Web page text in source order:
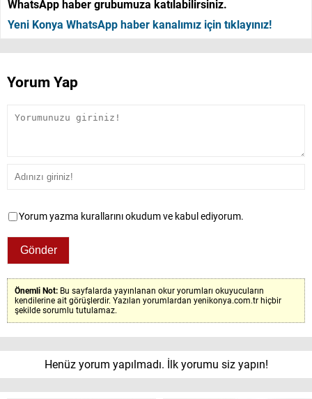
WhatsApp haber grubumuza katılabilirsiniz.
Yeni Konya WhatsApp haber kanalımız için tıklayınız!
Yorum Yap
Yorum yazma kurallarını okudum ve kabul ediyorum.
Önemli Not: Bu sayfalarda yayınlanan okur yorumları okuyucuların
kendilerine ait görüşlerdir. Yazılan yorumlardan yenikonya.com.tr hiçbir
şekilde sorumlu tutulamaz.
Henüz yorum yapılmadı. İlk yorumu siz yapın!